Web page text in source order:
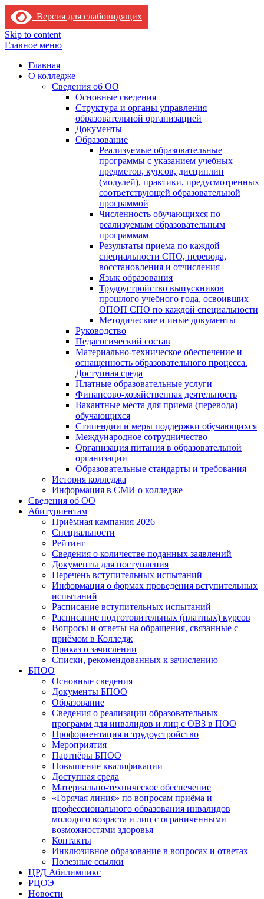
Версия для слабовидящих
Skip to content
Главное меню
Главная
О колледже
Сведения об ОО
Основные сведения
Структура и органы управления
образовательной организацией
Документы
Образование
Реализуемые образовательные
программы с указанием учебных
предметов, курсов, дисциплин
(модулей), практики, предусмотренных
соответствующей образовательной
программой
Численность обучающихся по
реализуемым образовательным
программам
Результаты приема по каждой
специальности СПО, перевода,
восстановления и отчисления
Язык образования
Трудоустройство выпускников
прошлого учебного года, освоивших
ОПОП СПО по каждой специальности
Методические и иные документы
Руководство
Педагогический состав
Материально-техническое обеспечение и
оснащенность образовательного процесса.
Доступная среда
Платные образовательные услуги
Финансово-хозяйственная деятельность
Вакантные места для приема (перевода)
обучающихся
Стипендии и меры поддержки обучающихся
Международное сотрудничество
Организация питания в образовательной
организации
Образовательные стандарты и требования
История колледжа
Информация в СМИ о колледже
Сведения об ОО
Абитуриентам
Приёмная кампания 2026
Специальности
Рейтинг
Сведения о количестве поданных заявлений
Документы для поступления
Перечень вступительных испытаний
Информация о формах проведения вступительных
испытаний
Расписание вступительных испытаний
Расписание подготовительных (платных) курсов
Вопросы и ответы на обращения, связанные с
приёмом в Колледж
Приказ о зачислении
Списки, рекомендованных к зачислению
БПОО
Основные сведения
Документы БПОО
Образование
Сведения о реализации образовательных
программ для инвалидов и лиц с ОВЗ в ПОО
Профориентация и трудоустройство
Мероприятия
Партнёры БПОО
Повышение квалификации
Доступная среда
Материально-техническое обеспечение
«Горячая линия» по вопросам приёма и
профессионального образования инвалидов
молодого возраста и лиц с ограниченными
возможностями здоровья
Контакты
Инклюзивное образование в вопросах и ответах
Полезные ссылки
ЦРД Абилимпикс
РЦОЭ
Новости